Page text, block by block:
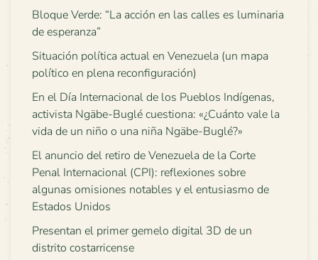
Bloque Verde: “La acción en las calles es luminaria
de esperanza”
Situación política actual en Venezuela (un mapa
político en plena reconfiguración)
En el Día Internacional de los Pueblos Indígenas,
activista Ngäbe-Buglé cuestiona: «¿Cuánto vale la
vida de un niño o una niña Ngäbe-Buglé?»
El anuncio del retiro de Venezuela de la Corte
Penal Internacional (CPI): reflexiones sobre
algunas omisiones notables y el entusiasmo de
Estados Unidos
Presentan el primer gemelo digital 3D de un
distrito costarricense